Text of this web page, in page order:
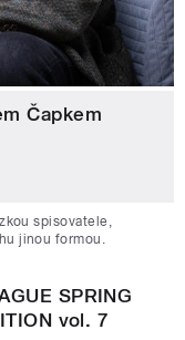
Čapkem
spisovatele,
jinou formou.
SPRING
vol. 7